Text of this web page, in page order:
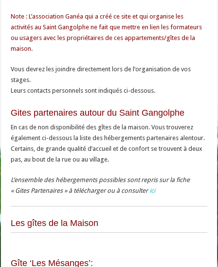
Note : L’association Ganéa qui a créé ce site et qui organise les
activités au Saint Gangolphe ne fait que mettre en lien les formateurs
ou usagers avec les propriétaires de ces appartements/gîtes de la
maison.
Vous devrez les joindre directement lors de l’organisation de vos
stages.
Leurs contacts personnels sont indiqués ci-dessous.
Gites partenaires autour du Saint Gangolphe
En cas de non disponibilité des gîtes de la maison. Vous trouverez
également ci-dessous la liste des hébergements partenaires alentour.
Certains, de grande qualité d’accueil et de confort se trouvent à deux
pas, au bout de la rue ou au village.
L’ensemble des hébergements possibles sont repris sur la fiche
« Gites Partenaires » à télécharger ou à consulterici
Les gîtes de la Maison
Gîte ‘Les Mésanges’: